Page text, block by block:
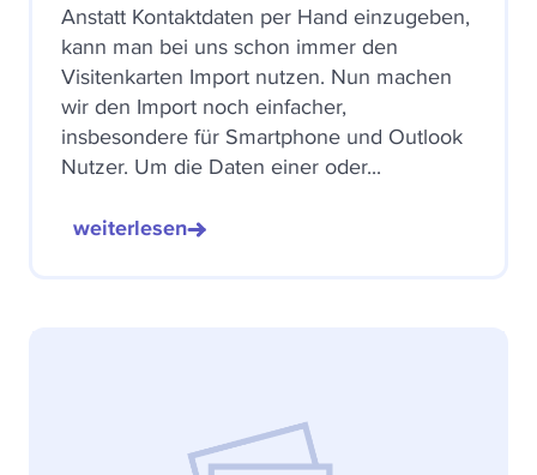
Anstatt Kontaktdaten per Hand einzugeben,
kann man bei uns schon immer den
Visitenkarten Import nutzen. Nun machen
wir den Import noch einfacher,
insbesondere für Smartphone und Outlook
Nutzer. Um die Daten einer oder...
weiterlesen